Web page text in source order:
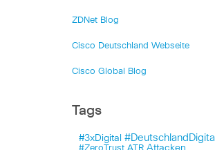
ZDNet Blog
Cisco Deutschland Webseite
Cisco Global Blog
Tags
#3xDigital #DeutschlandDigital
#ZeroTrust ATR Attacken